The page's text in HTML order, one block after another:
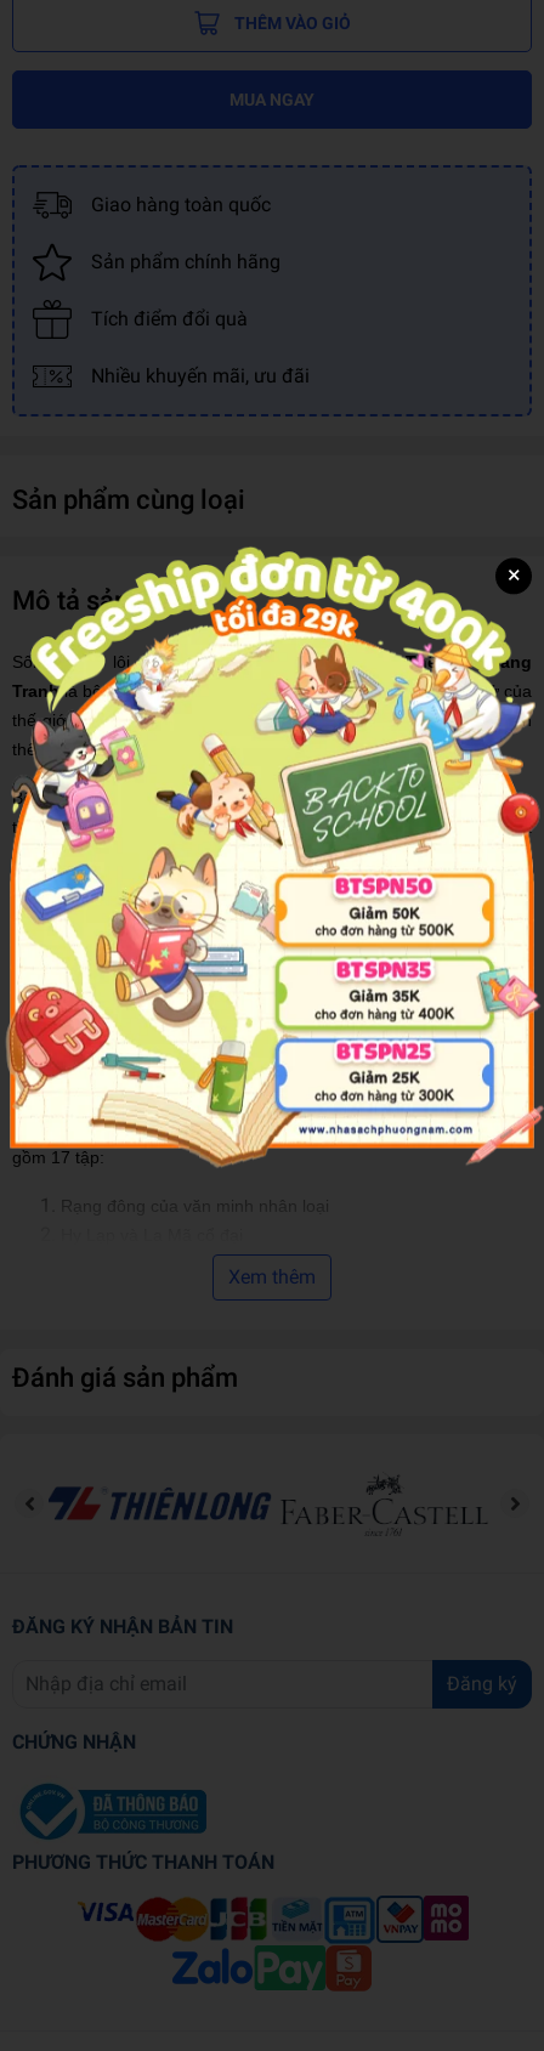
THÊM VÀO GIỎ
MUA NGAY
Giao hàng toàn quốc
Sản phẩm chính hãng
Tích điểm đổi quà
Nhiều khuyến mãi, ưu đãi
Sản phẩm cùng loại
Mô tả sản phẩm
Sống động, lôi cuốn tới từng chi tiết,Lược Sử Thế Giới Bằng
Tranhlà bộ truyện tranh kể lại những sự kiện theo dòng lịch sử của
thế giới, từ thời nguyên thủy, thời phong kiến, các cuộc chiến tranh
thế giới tới thời hiện đại.
Bộ sách gồm 17 tập, cung cấp những kiến thức lịch sử giá trị, đáng
tin cậy khắp năm châu bốn bể, kết hợp với tranh vẽ sống động và
cách kể chuyện tài tình. Các mốc thời gian trong sách được sắp
xếp hợp lí, dễ hiểu, phù hợp với độc giả nhiều lứa tuổi.
Không phải chuỗi dài những con số liệt kê hay mốc thời gian khô
cứng trên trang sách, lịch sử thực ra rất rộng lớn, hấp dẫn và hữu
ích với mỗi cá nhân.Lược Sử Thế Giới Bằng Tranh
mở ra con
đường nối giữa hiện tại và quá khứ, giúp chúng ta có thể hình dung
rõ hơn về lịch sử, về chặng đường phát triển của mỗi quốc gia, dân
tộc và toàn thể nhân loại.
Mời các bạn tìm đọc trọn bộLược Sử Thế Giới Bằng Tranh
bao
gồm 17 tập:
Rạng đông của văn minh nhân loại
Văn hóa Phục hưng và chinh phục các miền đất mới
Cách mạng Pháp
Sự bành trướng của chủ nghĩa đế quốc
Phong trào đấu tranh giành độc lập dân tộc
Thế chiến II
Tranh chấp và hòa giải
Xem thêm
Đánh giá sản phẩm
ĐĂNG KÝ NHẬN BẢN TIN
Đăng ký
CHỨNG NHẬN
PHƯƠNG THỨC THANH TOÁN
×